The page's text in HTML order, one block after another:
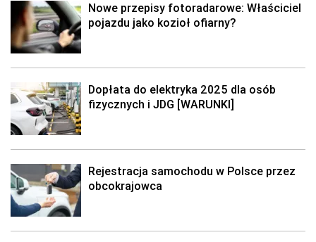
Nowe przepisy fotoradarowe: Właściciel
pojazdu jako kozioł ofiarny?
Dopłata do elektryka 2025 dla osób
fizycznych i JDG [WARUNKI]
Rejestracja samochodu w Polsce przez
obcokrajowca